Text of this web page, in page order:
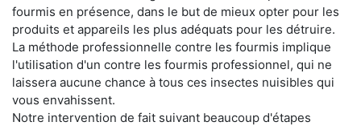
fourmis en présence, dans le but de mieux opter pour les
produits et appareils les plus adéquats pour les détruire.
La méthode professionnelle contre les fourmis implique
l'utilisation d'un contre les fourmis professionnel, qui ne
laissera aucune chance à tous ces insectes nuisibles qui
vous envahissent.
Notre intervention de fait suivant beaucoup d'étapes